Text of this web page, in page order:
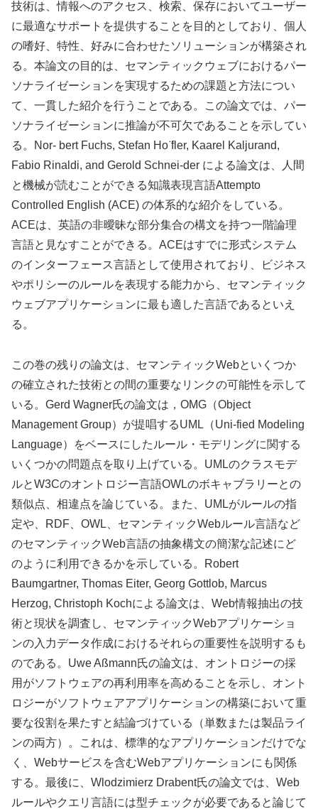
技術は、情報へのアクセス、検索、保存においてユーザー
に最適なサポートを提供することを目的としており、個人
の嗜好、特性、好みに合わせたソリューションが構築され
る。本論文の目的は、セマンティックウェブにおけるパー
ソナライゼーションを実現するための課題と方法につい
て、一貫した紹介を行うことである。この論文では、パー
ソナライゼーションに推論が不可欠であることを示してい
る。Nor- bert Fuchs, Stefan Ho ̈fler, Kaarel Kaljurand,
Fabio Rinaldi, and Gerold Schnei-der による論文は、人間
と機械が読むことができる知識表現言語Attempto
Controlled English (ACE) の体系的な紹介をしている。
ACEは、英語の非曖昧な部分集合の構文を持つ一階論理
言語と見なすことができる。ACEはすでに形式システム
のインターフェース言語として使用されており、ビジネス
やポリシーのルールを表現する能力から、セマンティック
ウェブアプリケーションに最も適した言語であるといえ
る。
この巻の残りの論文は、セマンティックWebといくつか
の確立された技術との間の重要なリンクの可能性を示して
いる。Gerd Wagner氏の論文は，OMG（Object
Management Group）が提唱するUML（Uni-fied Modeling
Language）をベースにしたルール・モデリングに関する
いくつかの問題点を取り上げている。UMLのクラスモデ
ルとW3Cのオントロジー言語OWLのボキャブラリーとの
類似点、相違点を論じている。また、UMLがルールの指
定や、RDF、OWL、セマンティックWebルール言語など
のセマンティックWeb言語の抽象構文の簡潔な記述にど
のように利用できるかを示している。Robert
Baumgartner, Thomas Eiter, Georg Gottlob, Marcus
Herzog, Christoph Kochによる論文は、Web情報抽出の技
術と現状を調査し、セマンティックWebアプリケーショ
ンの入力データ作成におけるそれらの重要性を説明するも
のである。Uwe Aßmann氏の論文は、オントロジーの採
用がソフトウェアの再利用率を高めることを示し、オント
ロジーがソフトウェアアプリケーションの構築において重
要な役割を果たすと結論づけている（単数または製品ライ
ンの両方）。これは、標準的なアプリケーションだけでな
く、Webサービスを含むWebアプリケーションにも関係
する。最後に、Wlodzimierz Drabent氏の論文では、Web
ルールやクエリ言語には型チェックが必要であると論じて